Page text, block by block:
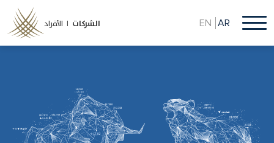
إلى
المحتوى
الرئيسي
الأفراد | الشركات EN AR